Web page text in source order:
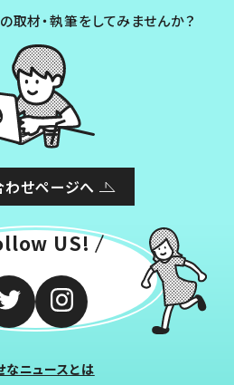
取材・執筆をしてみませんか？
わせページへ
US!
なニュースとは